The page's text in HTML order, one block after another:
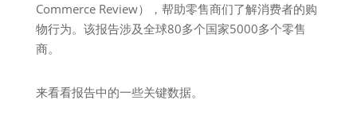
Commerce Review），帮助零售商们了解消费者的购
物行为。该报告涉及全球80多个国家5000多个零售
商。
来看看报告中的一些关键数据。